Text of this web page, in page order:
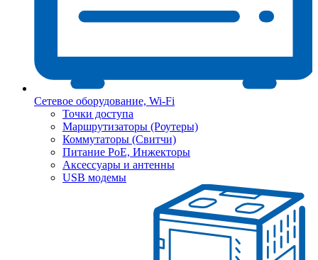
Сетевое оборудование, Wi-Fi
Точки доступа
Маршрутизаторы (Роутеры)
Коммутаторы (Свитчи)
Питание PoE, Инжекторы
Аксессуары и антенны
USB модемы